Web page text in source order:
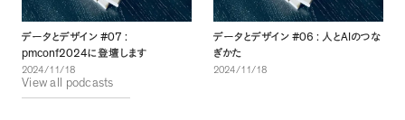
データとデザイン #07 :
pmconf2024に登壇します
2024/11/18
データとデザイン #06 : 人とAI のつな
ぎかた
2024/11/18
View all podcasts